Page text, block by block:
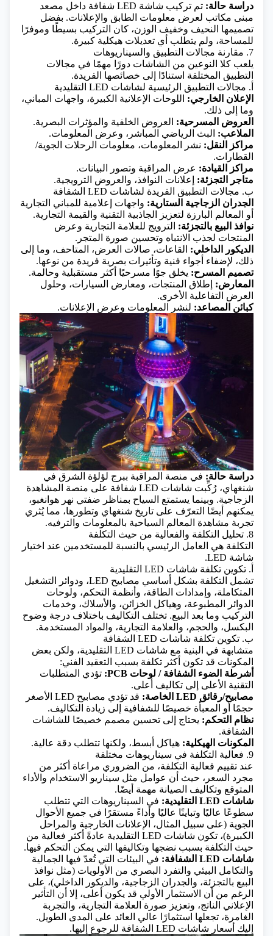
دراسة حالة:
تم تركيب شاشة LED شفافة داخل مصعد
مبنى مكاتب لعرض معلومات الطابق والإعلانات. بفضل
تصميمها النحيف وخفيف الوزن، كان التركيب بسيطًا وموفرًا
للمساحة، ولم يتطلب أي تعديلات هيكلية كبيرة.
7. مقارنة مجالات التطبيق والسيناريوهات
يلعب كلا النوعين من الشاشات دورًا مهمًا في مجالات
التطبيق المختلفة استنادًا إلى خصائصها الفريدة.
أ. مجالات التطبيق الرئيسية لشاشات LED التقليدية
الإعلان الخارجي: اللوحات الإعلانية الكبيرة، واجهات المباني،
وما إلى ذلك.
العروض المسرحية: العروض الخلفية والمؤثرات البصرية.
الملاعب: البث الرياضي المباشر، وعرض المعلومات.
مراكز النقل: نشر المعلومات، معلومات الرحلات الجوية/
القطارات.
مراكز القيادة: عرض المراقبة وتصور البيانات.
متاجر التجزئة: إعلانات النوافذ، والعروض الترويجية.
ب. مجالات التطبيق الفريدة لشاشات LED الشفافة
الجدران الزجاجية الستارية: واجهات إعلامية للمباني التجارية
أو المعالم البارزة لتعزيز الجاذبية التقنية والقيمة التجارية.
نوافذ البيع بالتجزئة: الترويج للعلامة التجارية وعرض
المنتجات لجذب الانتباه وتحسين صورة المتجر.
الديكور الداخلي: القاعات، صالات العرض، المتاحف، وما إلى
ذلك، لإضفاء أجواء فنية وتأثيرات بصرية فريدة من نوعها.
تصميم المسرح: يخلق جوًا مسرحيًا أكثر مستقبلية وحالمة.
المعارض: إطلاق المنتجات، ومعارض السيارات، وحلول
العرض التفاعلية الأخرى.
كبائن المصاعد: لنشر المعلومات وعرض الإعلانات.
دراسة حالة: في منصة المراقبة ببرج لؤلؤة الشرق في
شنغهاي، رُكِّبت شاشات LED شفافة على منصة المشاهدة
الزجاجية. وبينما يستمتع السياح بمناظر ضفتي نهر هوانغبو،
يمكنهم أيضًا التعرّف على تاريخ شنغهاي وتطورها، مما يُثري
تجربة مشاهدة المعالم السياحية بالمعلومات والترفيه.
8. تحليل التكلفة والفعالية من حيث التكلفة
التكلفة هي العامل الرئيسي بالنسبة للمستخدمين عند اختيار
شاشة LED.
أ. تكوين تكلفة شاشات LED التقليدية
تشمل التكلفة بشكل أساسي مصابيح LED، ودوائر التشغيل
المتكاملة، وإمدادات الطاقة، وأنظمة التحكم، ولوحات
الدوائر المطبوعة، وهياكل الخزائن، والأسلاك، وخدمات
التركيب وما بعد البيع. تختلف التكاليف باختلاف درجة وضوح
البكسل، والحجم، والعلامة التجارية، والمواد المستخدمة.
ب. تكوين تكلفة شاشات LED الشفافة
متشابهة في البنية مع شاشات LED التقليدية، ولكن بعض
المكونات قد تكون أكثر تكلفة بسبب التعقيد الفني:
أشرطة الضوء الشفافة / لوحات PCB:
تؤدي المتطلبات
التقنية الأعلى إلى تكاليف أعلى.
مصابيح/رقائق LED الخاصة:
قد تؤدي مصابيح LED الأصغر
حجمًا أو المعبأة خصيصًا للشفافية إلى زيادة التكاليف.
نظام التحكم: يحتاج إلى تحسين مصمم خصيصًا للشاشات
الشفافة.
المكونات الهيكلية: هياكل أبسط، ولكنها تتطلب دقة عالية.
9. فعالية التكلفة في سيناريوهات مختلفة
عند تقييم فعالية التكلفة، من الضروري مراعاة أكثر من
مجرد السعر، حيث أن عوامل مثل سيناريو الاستخدام والأداء
المتوقع وتكاليف الصيانة مهمة أيضًا.
شاشات LED التقليدية:
في السيناريوهات التي تتطلب
سطوعًا عاليًا وتباينًا عاليًا وأداءً مستقرًا في جميع الأحوال
الجوية (على سبيل المثال، الإعلانات الخارجية والمراحل
الكبيرة)، تكون شاشات LED التقليدية عادةً أكثر فعالية من
حيث التكلفة بسبب نضجها وتكاليفها التي يمكن التحكم فيها.
شاشات LED الشفافة:
في البيئات التي تُعدّ فيها الجمالية
والتكامل البيئي والتفرد البصري من الأولويات (مثل نوافذ
البيع بالتجزئة، والجدران الزجاجية، والديكور الداخلي)، على
الرغم من أن الاستثمار الأولي قد يكون أعلى، إلا أن التأثير
الإعلاني الناتج، وتعزيز صورة العلامة التجارية، والتجربة
الغامرة، تجعلها استثمارًا عالي العائد على المدى الطويل.
إليك أسعار شاشات LED الشفافة للرجوع إليها.